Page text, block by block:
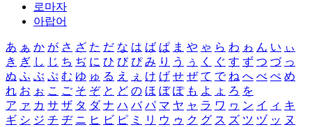
로마자
아랍어
あ ぁ か が さ ざ た だ な は ば ぱ ま や ゃ ら わ ゎ ん い ぃ
き ぎ し じ ち ぢ に ひ び ぴ み り う ぅ く ぐ す ず つ づ っ
ぬ ふ ぶ ぷ む ゆ ゅ る え ぇ け げ せ ぜ て で ね へ べ ぺ め
れ お ぉ こ ご そ ぞ と ど の ほ ぼ ぽ も よ ょ ろ を
ア ァ カ サ ザ タ ダ ナ ハ バ パ マ ヤ ャ ラ ワ ヮ ン イ ィ キ
ギ シ ジ チ ヂ ニ ヒ ビ ピ ミ リ ウ ゥ ク グ ス ズ ツ ヅ ッ ヌ